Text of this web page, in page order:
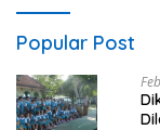
Popular Post